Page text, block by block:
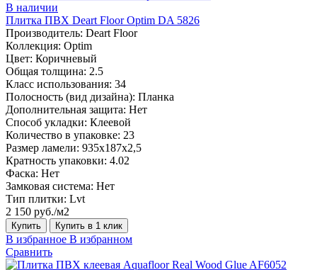
В наличии
Плитка ПВХ Deart Floor Optim DA 5826
Производитель: Deart Floor
Коллекция: Optim
Цвет: Коричневый
Общая толщина: 2.5
Класс использования: 34
Полосность (вид дизайна): Планка
Дополнительная защита: Нет
Способ укладки: Клеевой
Количество в упаковке: 23
Размер ламели: 935х187х2,5
Кратность упаковки: 4.02
Фаска: Нет
Замковая система: Нет
Тип плитки: Lvt
2 150 руб./м2
Купить Купить в 1 клик
В избранное В избранном
Сравнить